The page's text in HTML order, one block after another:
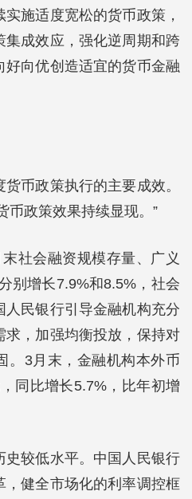
施适度宽松的货币政策，
成效应，强化逆周期和跨
好向优创造适宜的货币金融
币政策执行的主要成效。
币政策效果持续显现。”
社会融资规模存量、广义
别增长7.9%和8.5%，社会
民银行引导金融机构充分
，加强均衡投放，保持对
。3月末，金融机构本外币
同比增长5.7%，比年初增
较低水平。中国人民银行
健全市场化的利率调控框